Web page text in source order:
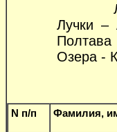
Лучки –
Озера -
N п/п Фамилия,